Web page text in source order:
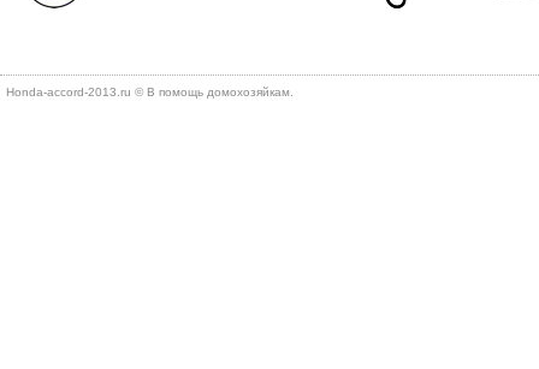
Honda-accord-2013.ru © В помощь дοмохοзяйкам.